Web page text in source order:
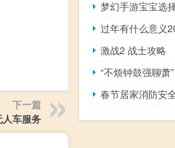
下一篇
车服务
梦幻手游宝宝选
过年有什么意义
激战2 战士攻略
“不烦钟鼓强聊萧
春节居家消防安